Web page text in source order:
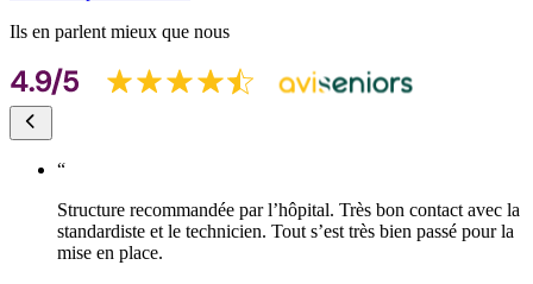
Ils en parlent mieux que nous
“
Structure recommandée par l’hôpital. Très bon contact avec la
standardiste et le technicien. Tout s’est très bien passé pour la
mise en place.